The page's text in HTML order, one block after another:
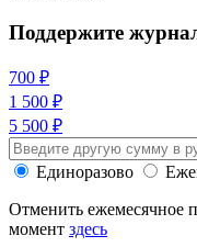
Поддержите
700 ₽
1 500 ₽
5 500 ₽
Единоразово
Отменить ежемесячное
момент здесь